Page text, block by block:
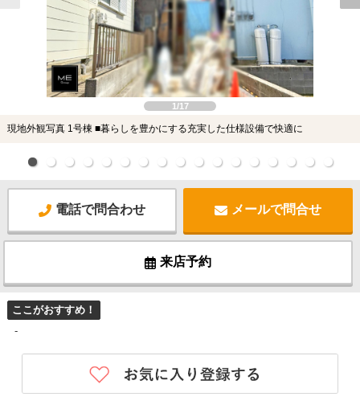
1/17
現地外観写真 1号棟 ■暮らしを豊かにする充実した仕様設備で快適に
電話で問合わせ メールで問合せ
来店予約
ここがおすすめ！
-